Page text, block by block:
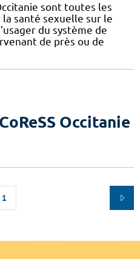
sont toutes les
santé sexuelle sur le
du système de
de près ou de
Occitanie
1